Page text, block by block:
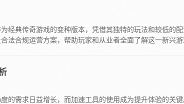
经典传奇游戏的变种版本，凭借其独特的玩法和较低的
法合规运营方案，帮助玩家和从业者全面了解这一新兴游
的需求日益增长，而加速工具的使用成为提升体验的关